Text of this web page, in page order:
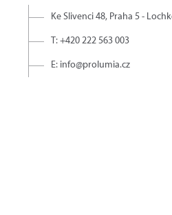
Ke Slivenci 48, Praha 5 -
T: +420 222 563 003
E: info@prolumia.cz